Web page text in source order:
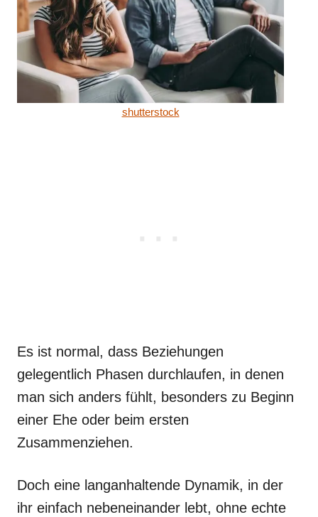
shutterstock
Es ist normal, dass Beziehungen
gelegentlich Phasen durchlaufen, in denen
man sich anders fühlt, besonders zu Beginn
einer Ehe oder beim ersten
Zusammenziehen.
Doch eine langanhaltende Dynamik, in der
ihr einfach nebeneinander lebt, ohne echte